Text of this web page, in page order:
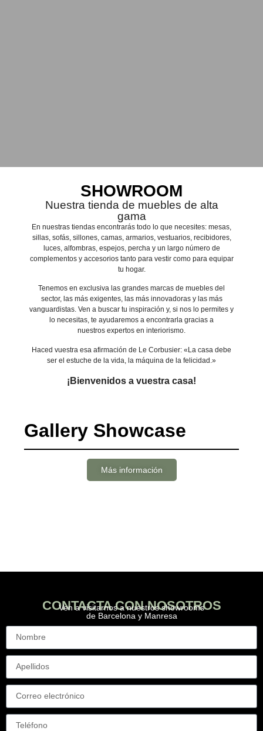
SHOWROOM
Nuestra tienda de muebles de alta
gama
En nuestras tiendas encontrarás todo lo que necesites: mesas,
sillas, sofás, sillones, camas, armarios, vestuarios, recibidores,
luces, alfombras, espejos, percha y un largo número de
complementos y accesorios tanto para vestir como para equipar
tu hogar.
Tenemos en exclusiva las grandes marcas de muebles del
sector, las más exigentes, las más innovadoras y las más
vanguardistas. Ven a buscar tu inspiración y, si nos lo permites y
lo necesitas, te ayudaremos a encontrarla gracias a
nuestros expertos en interiorismo.
Haced vuestra esa afirmación de Le Corbusier: «La casa debe
ser el estuche de la vida, la máquina de la felicidad.»
¡Bienvenidos a vuestra casa!
Gallery Showcase
Más información
CONTACTA CON NOSOTROS
Ven a visitarnos a nuestros showrooms
de Barcelona y Manresa